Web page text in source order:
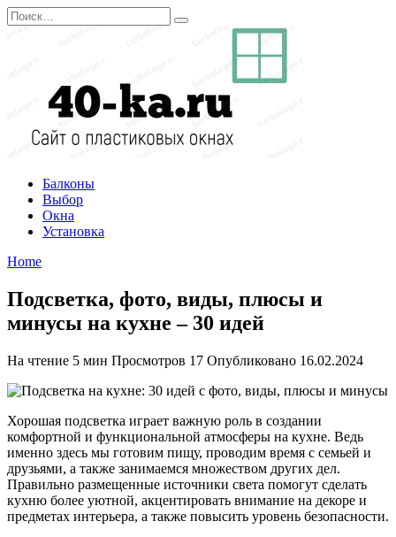
Перейти
к
Search
for:
Балконы
Выбор
Окна
Установка
Home
Подсветка, фото, виды, плюсы и
минусы на кухне – 30 идей
На чтение 5 мин Просмотров 17 Опубликовано 16.02.2024
Хорошая подсветка играет важную роль в создании
комфортной и функциональной атмосферы на кухне. Ведь
именно здесь мы готовим пищу, проводим время с семьей и
друзьями, а также занимаемся множеством других дел.
Правильно размещенные источники света помогут сделать
кухню более уютной, акцентировать внимание на декоре и
предметах интерьера, а также повысить уровень безопасности.